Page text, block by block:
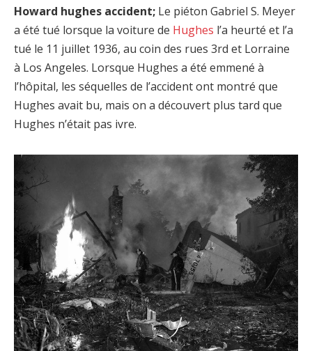
Howard hughes accident; Le piéton Gabriel S. Meyer
a été tué lorsque la voiture de Hughes l’a heurté et l’a
tué le 11 juillet 1936, au coin des rues 3rd et Lorraine
à Los Angeles. Lorsque Hughes a été emmené à
l’hôpital, les séquelles de l’accident ont montré que
Hughes avait bu, mais on a découvert plus tard que
Hughes n’était pas ivre.